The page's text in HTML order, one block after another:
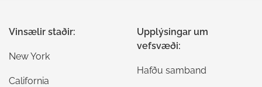
Vinsælir staðir:
New York
California
Upplýsingar um
vefsvæði:
Hafðu samband